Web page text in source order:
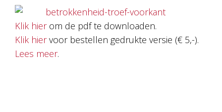
Klik hierom de pdf te downloaden.
Klik hiervoor bestellen gedrukte versie (€ 5,-).
Lees meer.